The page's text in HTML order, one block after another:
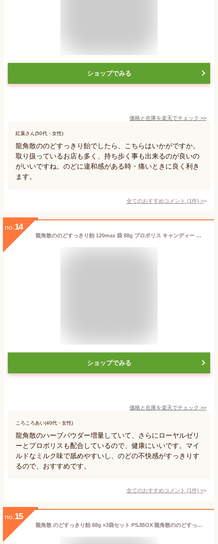
ショップでみる
価格と在庫を楽天でチェック >>
紅葉さん(50代・女性)
龍角散ののどすっきり飴でしたら、こちらはいかがですか。
取り扱っているお店も多く、持ち歩く事も出来るのが良いの
がいいですね。のどに違和感がある時・痛いときに良く利き
ます。
全てのおすすめコメント (1件) >
no. 14
龍角散ののどすっきり飴 120max 袋 88g プロポリス キャンディー ローヤルゼリー ミルク
ショップでみる
価格と在庫を楽天でチェック >>
ころころあい(40代・女性)
龍角散のハーブパウダー増量していて、さらにローヤルゼリ
ーとプロポリスも配合しているので、健康にいいです。マイ
ルドなミルク味で舐めやすいし、のどの不快感がすっきりす
るので、おすすめです。
全てのおすすめコメント (1件) >
no. 15
龍角散 のどすっきり飴 88g ×3袋セット PSJBOX 龍角散ののどすっきり飴 のど飴 袋